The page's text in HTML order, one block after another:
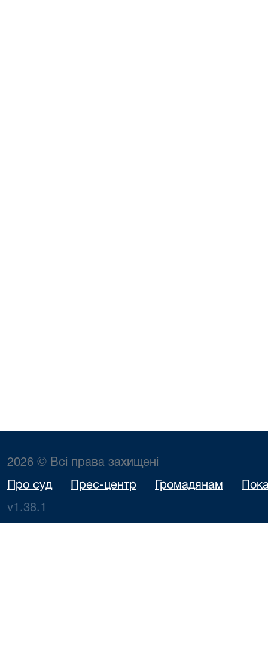
2026 © Всі права захищені
Про суд Прес-центр Громадянам
v1.38.1